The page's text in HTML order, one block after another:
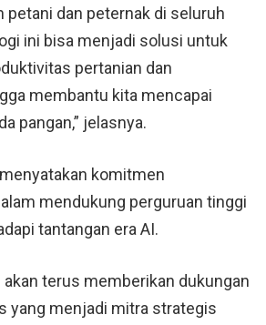
petani dan peternak di seluruh
ini bisa menjadi solusi untuk
pertanian dan
membantu kita mencapai
pangan,” jelasnya.
komitmen
mendukung perguruan tinggi
tantangan era AI.
akan terus memberikan dukungan
yang menjadi mitra strategis